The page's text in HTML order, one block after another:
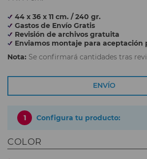
44 x 36 x 11 cm. / 240 gr.
Gastos de Envío Gratis
Revisión de archivos gratuita
Enviamos montaje para aceptación
Nota: Se confirmará cantidades tras
ENVÍO
1 Configura tu producto:
COLOR